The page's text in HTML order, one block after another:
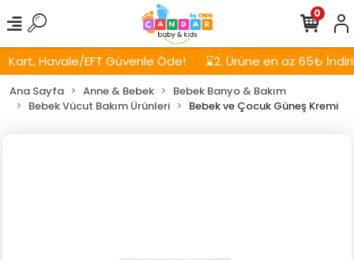
Havale/EFT Güvenle Öde! ⌛2. Ürüne en az 65₺
0
Ana Sayfa Anne & Bebek
Bebek Banyo & Bakım
Bebek Vücut Bakım Ürünleri
Bebek ve Çocuk Güneş Kremi